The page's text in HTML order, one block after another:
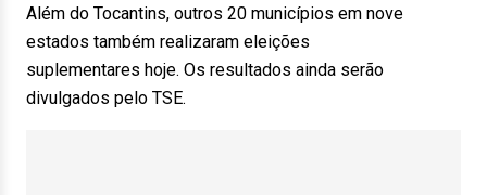
Além do Tocantins, outros 20 municípios em nove
estados também realizaram eleições
suplementares hoje. Os resultados ainda serão
divulgados pelo TSE.